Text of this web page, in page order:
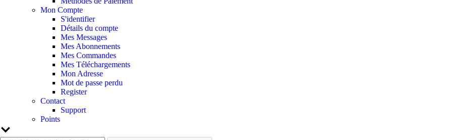
Mon Compte
S'identifier
Détails du compte
Mes Messages
Mes Abonnements
Mes Commandes
Mes Téléchargements
Mon Adresse
Mot de passe perdu
Register
Contact
Support
Points